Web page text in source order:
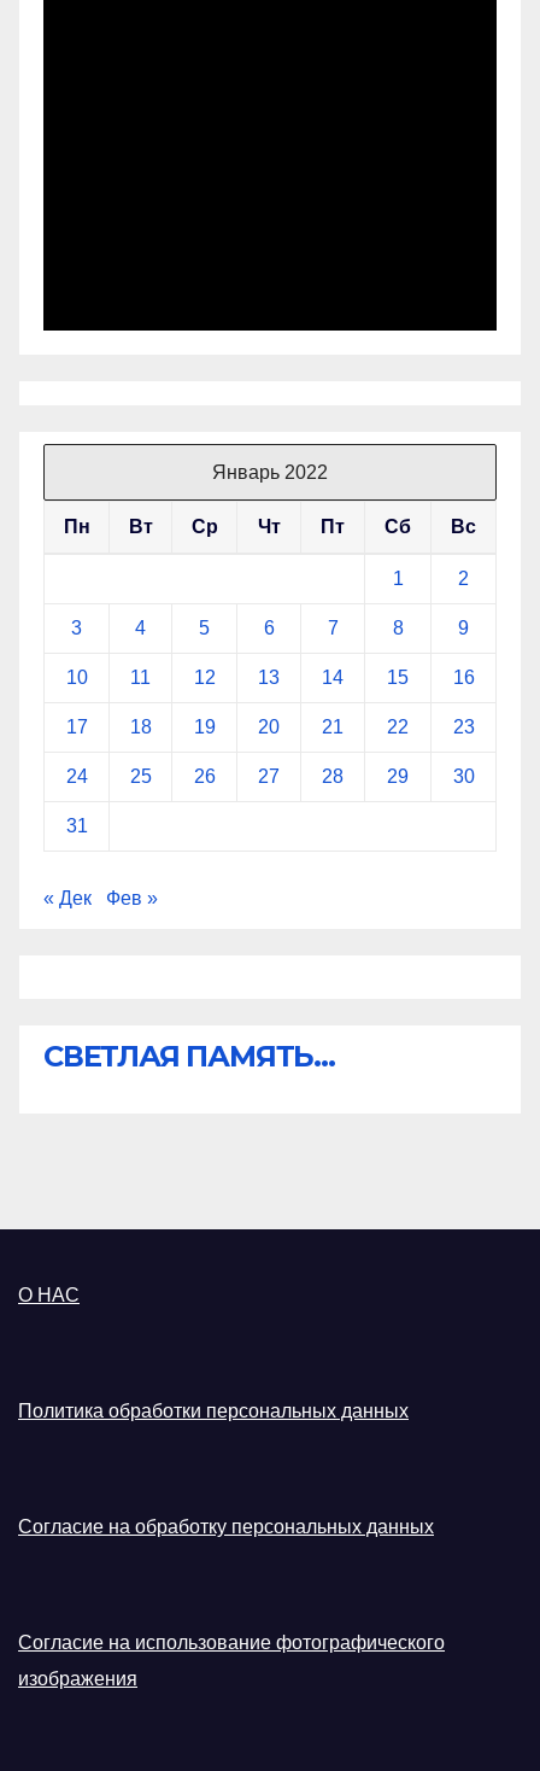
Январь 2022
Пн Вт Ср Чт Пт Сб Вс
1 2
3 4 5 6 7 8 9
10 11 12 13 14 15 16
17 18 19 20 21 22 23
24 25 26 27 28 29 30
31
« Дек Фев »
СВЕТЛАЯ ПАМЯТЬ...
О НАС
Политика обработки персональных данных
Согласие на обработку персональных данных
Согласие на использование фотографического
изображения